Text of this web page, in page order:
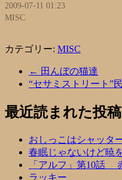
2009-07-11 01:23
MISC
カテゴリー: MISC
← 田んぼの猫達
“セサミストリート”
最近読まれた投稿
おしっこはシャッタ
春眠じゃないけど暁
「アルフ」第10話
ラッキー